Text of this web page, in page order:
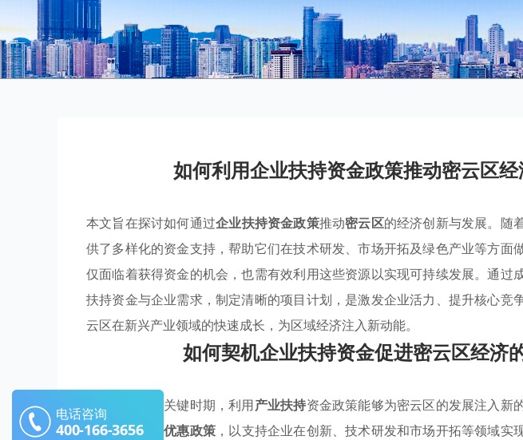
如何利用企业扶持资金政策推动密云区经
本文旨在探讨如何通过企业扶持资金政策推动密云区的经济创新与发展。随
供了多样化的资金支持，帮助它们在技术研发、市场开拓及绿色产业等方面
仅面临着获得资金的机会，也需有效利用这些资源以实现可持续发展。通过
扶持资金与企业需求，制定清晰的项目计划，是激发企业活力、提升核心竞
云区在新兴产业领域的快速成长，为区域经济注入新动能。
如何契机企业扶持资金促进密云区经济
在经济转型的关键时期，利用产业扶持资金政策能够为密云区的发展注入新
区出台了多项优惠政策 ，以支持企业在创新、技术研发和市场开拓等领域实
电话咨询
400-166-3656